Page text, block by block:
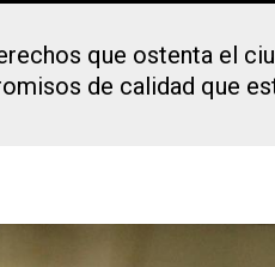
que ostenta el
de calidad que